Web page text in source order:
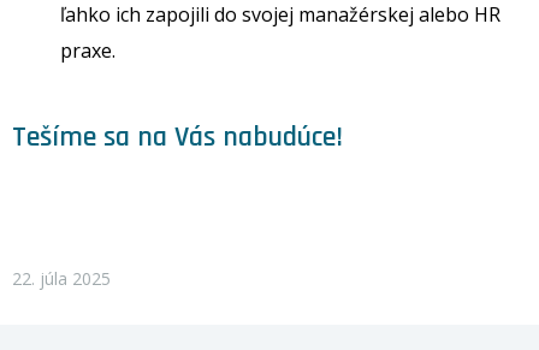
ľahko ich zapojili do svojej manažérskej alebo HR
praxe.
Tešíme sa na Vás nabudúce!
22. júla 2025